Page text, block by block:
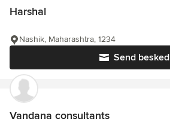
Harshal
Send besked
Nashik, Maharashtra, 1234
Vandana consultants